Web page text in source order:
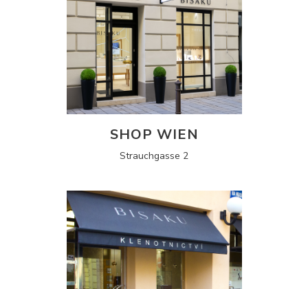
SHOP WIEN
Strauchgasse 2